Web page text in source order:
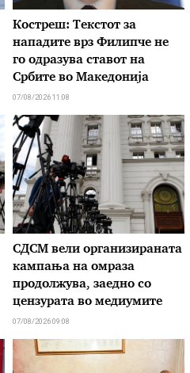
Костреш: Текстот за
нападите врз Филипче не
го одразува ставот на
Србите во Македонија
07/08/2026 11:08
СДСМ вели организираната
кампања на омраза
продолжува, заедно со
цензурата во медиумите
07/08/2026 09:08